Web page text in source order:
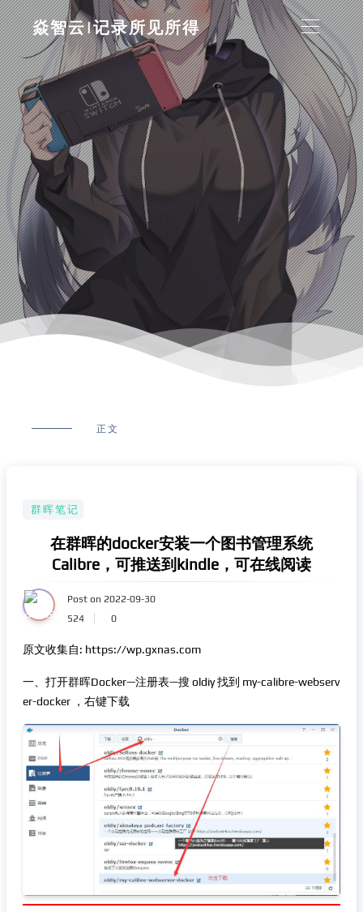
焱智云|记录所见所得
正文
群晖笔记
在群晖的docker安装一个图书管理系统
Calibre，可推送到kindle，可在线阅读
Post on 2022-09-30
524
0
原文收集自: https://wp.gxnas.com
一、打开群晖Docker—注册表—搜 oldiy 找到 my-calibre-webserv
er-docker ，右键下载